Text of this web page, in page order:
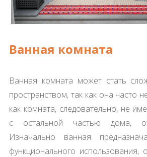
Ванная комната
Ванная комната может стать
пространством, так как она часто
как комната, следовательно, не
с остальной частью дома,
Изначально ванная
функционального использования,